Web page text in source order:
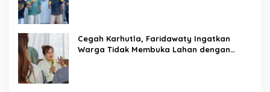
Cegah Karhutla, Faridawaty Ingatkan
Warga Tidak Membuka Lahan dengan